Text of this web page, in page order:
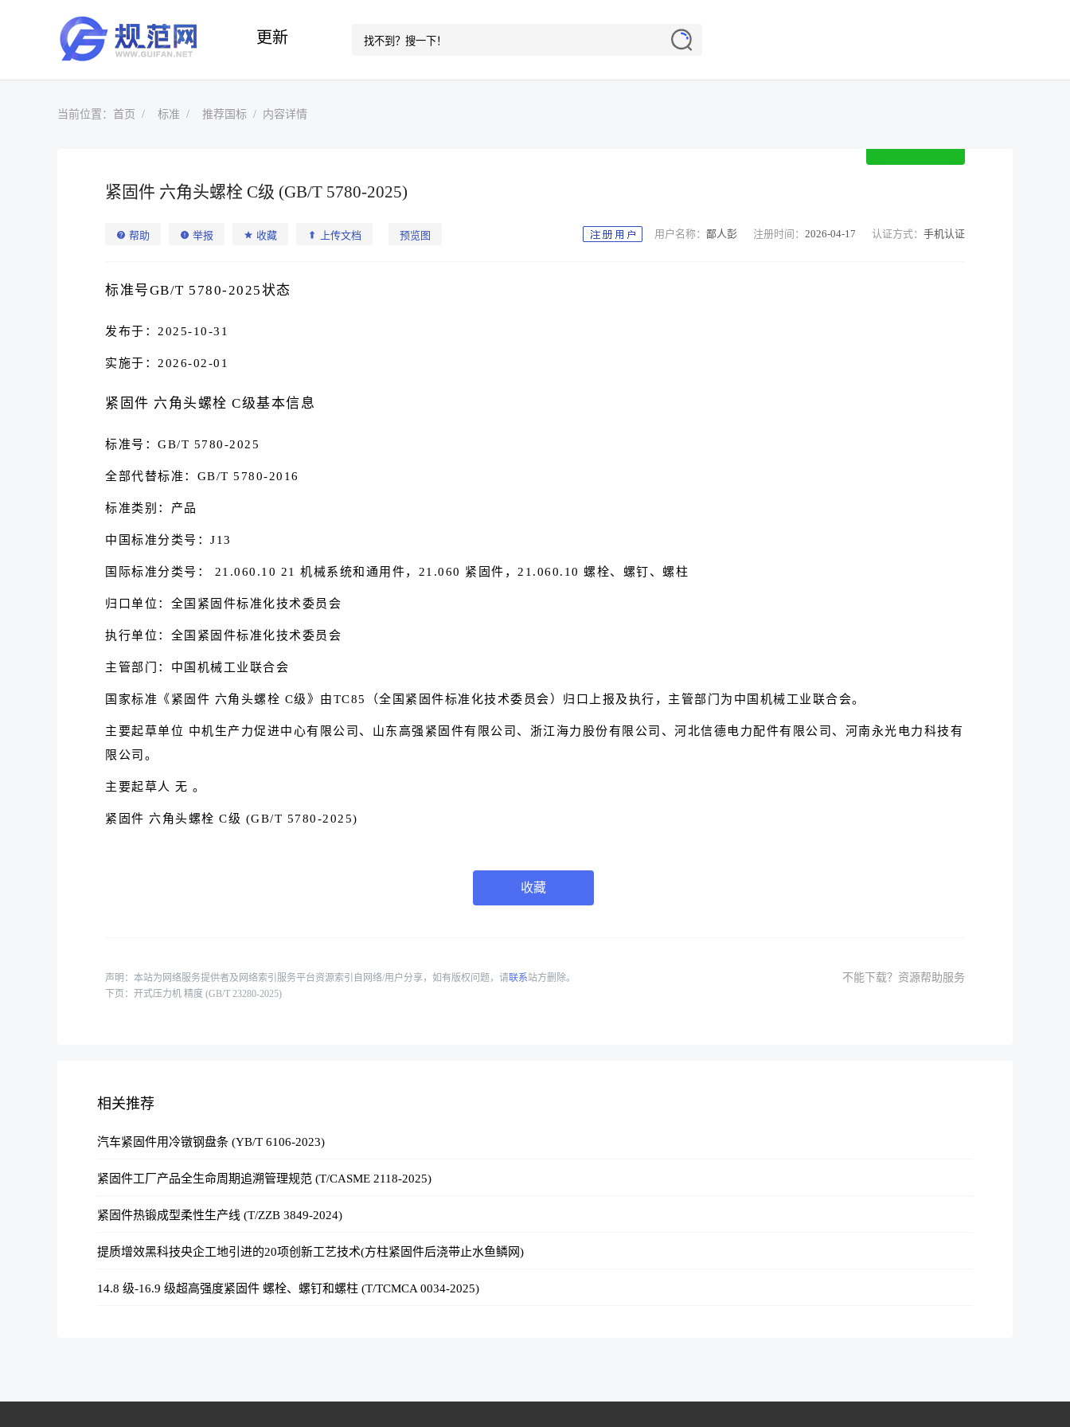
更新
当前位置： 首页 标准 推荐国标 内容详情
紧固件 六角头螺栓 C级 (GB/T 5780-2025)
帮助 举报 收藏 上传文档 预览图 用户名称： 鄙人彭 注册时间： 2026-04-17 认证方式： 手机认证
标准号GB/T 5780-2025状态
发布于：2025-10-31
实施于：2026-02-01
紧固件 六角头螺栓 C级基本信息
标准号：GB/T 5780-2025
全部代替标准：GB/T 5780-2016
标准类别：产品
中国标准分类号：J13
国际标准分类号： 21.060.10 21 机械系统和通用件，21.060 紧固件，21.060.10 螺栓、螺钉、螺柱
归口单位：全国紧固件标准化技术委员会
执行单位：全国紧固件标准化技术委员会
主管部门：中国机械工业联合会
国家标准《紧固件 六角头螺栓 C级》由TC85（全国紧固件标准化技术委员会）归口上报及执行，主管部门为中国机械工业联合会。
主要起草单位 中机生产力促进中心有限公司、山东高强紧固件有限公司、浙江海力股份有限公司、河北信德电力配件有限公司、河南永光电力科技有
限公司。
主要起草人 无 。
紧固件 六角头螺栓 C级 (GB/T 5780-2025)
收藏
声明：本站为网络服务提供者及网络索引服务平台资源索引自网络/用户分享，如有版权问题，请联系站方删除。 不能下载？资源帮助服务
下页： 开式压力机 精度 (GB/T 23280-2025)
相关推荐
汽车紧固件用冷镦钢盘条 (YB/T 6106-2023)
紧固件工厂产品全生命周期追溯管理规范 (T/CASME 2118-2025)
紧固件热锻成型柔性生产线 (T/ZZB 3849-2024)
提质增效黑科技央企工地引进的20项创新工艺技术(方柱紧固件后浇带止水鱼鳞网)
14.8 级-16.9 级超高强度紧固件 螺栓、螺钉和螺柱 (T/TCMCA 0034-2025)